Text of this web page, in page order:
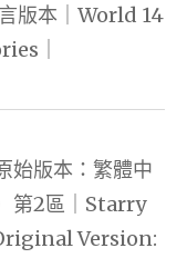
版本｜World 14
｜
始版本：繁體中
第2區｜Starry
Version: